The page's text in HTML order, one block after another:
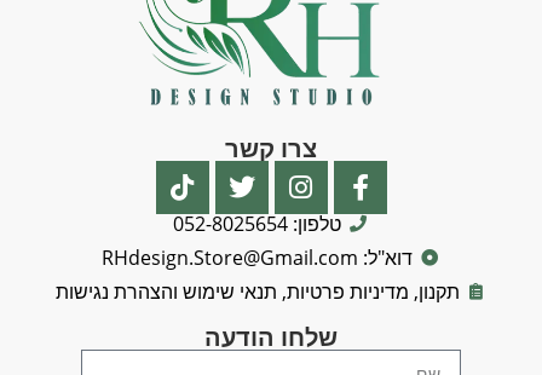
צרו קשר
טלפון: 052-8025654
דוא"ל: RHdesign.Store@Gmail.com
תקנון, מדיניות פרטיות, תנאי שימוש והצהרת נגישות
שלחו הודעה